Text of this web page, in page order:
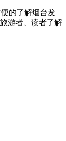
的了解烟台发
游者、读者了解